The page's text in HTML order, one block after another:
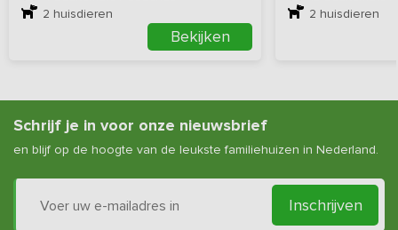
2 huisdieren
Bekijken
2 huisdieren
Schrijf je in voor onze nieuwsbrief
en blijf op de hoogte van de leukste familiehuizen in Nederland.
Inschrijven